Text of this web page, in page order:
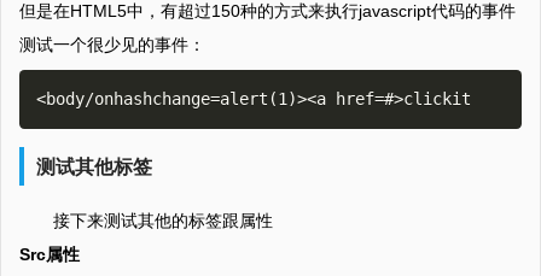
但是在HTML5中，有超过150种的方式来执行javascript代码的事件
测试一个很少见的事件：
测试其他标签
接下来测试其他的标签跟属性
Src属性